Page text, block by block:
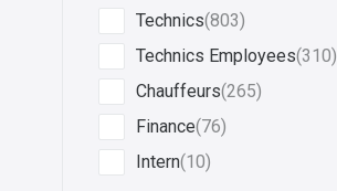
Technics(803)
Technics Employees(310)
Chauffeurs(265)
Finance(76)
Intern(10)